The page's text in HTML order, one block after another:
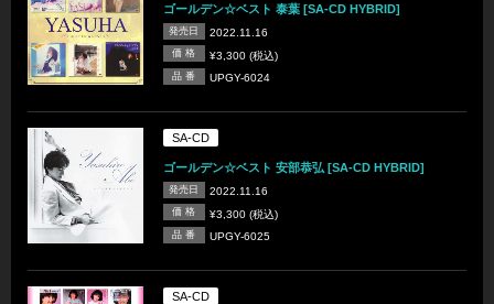
ゴールデン☆ベスト 泰葉 [SA-CD HYBRID]
発売日 2022.11.16
価 格 ¥3,300 (税込)
品 番 UPGY-6024
SA-CD
ゴールデン☆ベスト 安部恭弘 [SA-CD HYBRID]
発売日 2022.11.16
価 格 ¥3,300 (税込)
品 番 UPGY-6025
SA-CD